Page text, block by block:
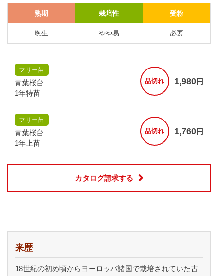
熟期 栽培性 受粉
晩生 やや易 必要
フリー苗
青葉桜台
1年特苗
品切れ 1,980円
フリー苗
青葉桜台
1年上苗
品切れ 1,760円
カタログ請求する
来歴
18世紀の初め頃からヨーロッパ諸国で栽培されていた古